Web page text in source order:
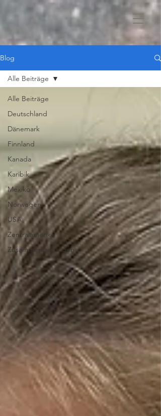
Blog
Alle Beiträge
Deutschland
Dänemark
Finnland
Kanada
Karibik
Mexiko
Norwegen
USA
Zentralamerika
Zusammenfassungen
Alle Beiträge